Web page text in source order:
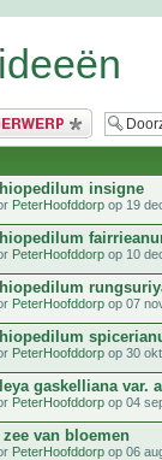
bericht
insigne
PeterHoofddorp op 19
PeterHoofddorp op 10
PeterHoofddorp op 07
PeterHoofddorp op 30
gaskelliana var.
PeterHoofddorp op 04
zee van bloemen
PeterHoofddorp op 06